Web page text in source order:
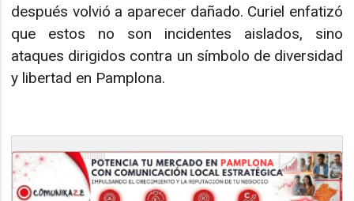
después volvió a aparecer dañado. Curiel enfatizó
que estos no son incidentes aislados, sino
ataques dirigidos contra un símbolo de diversidad
y libertad en Pamplona.